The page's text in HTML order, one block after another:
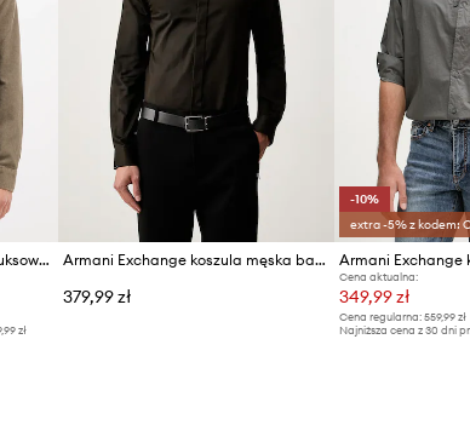
Armani Exchange koszula sztruksowa
zł
Armani Exchange koszula męska bawełniana z elastanem
379,99 zł
-10%
extra -5% z kodem:
Cena aktualna:
349,99 zł
Cena regularna: 559,99 zł
Najniższa cena z 30 dni